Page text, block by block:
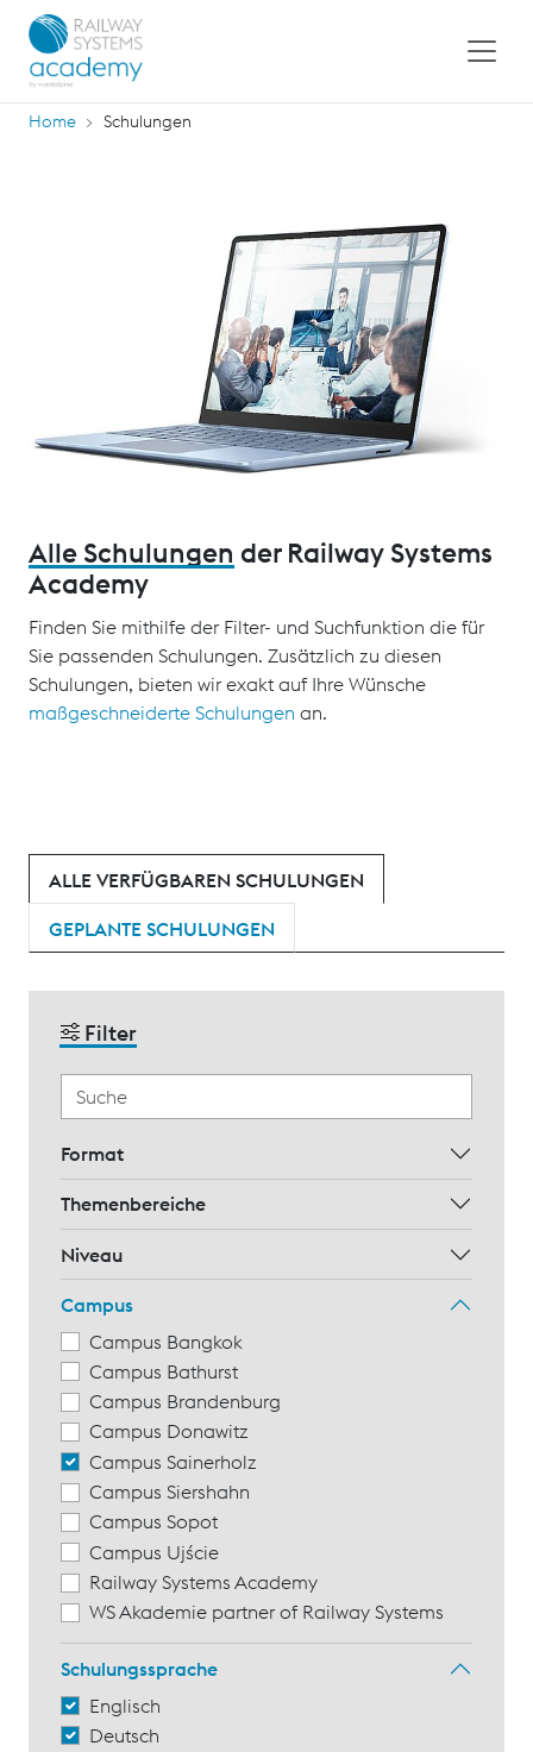
Home Schulungen
Alle Schulungen der Railway Systems
Academy
Finden Sie mithilfe der Filter- und Suchfunktion die für
Sie passenden Schulungen. Zusätzlich zu diesen
Schulungen, bieten wir exakt auf Ihre Wünsche
maßgeschneiderte Schulungen an.
ALLE VERFÜGBAREN SCHULUNGEN
GEPLANTE SCHULUNGEN
Filter
Format
Themenbereiche
Niveau
Campus
Campus Bangkok
Campus Bathurst
Campus Brandenburg
Campus Donawitz
Campus Sainerholz
Campus Siershahn
Campus Sopot
Campus Ujście
Railway Systems Academy
WS Akademie partner of Railway Systems
Schulungssprache
Englisch
Deutsch